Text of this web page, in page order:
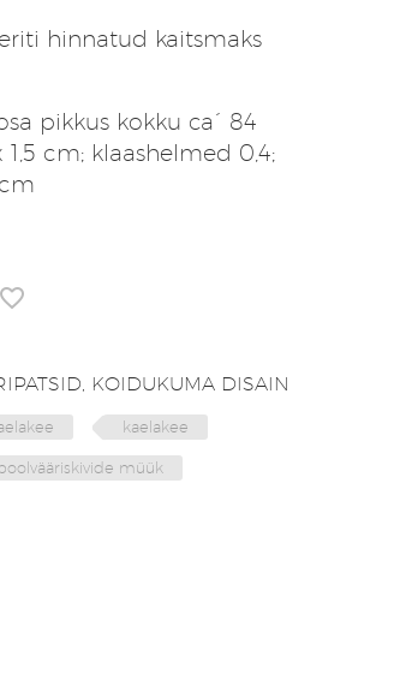
hinnatud kaitsmaks
pikkus kokku ca´ 84
cm; klaashelmed 0,4;
, KOIDUKUMA DISAIN
kaelakee
müük